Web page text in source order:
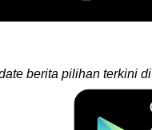
berita pilihan terkini di